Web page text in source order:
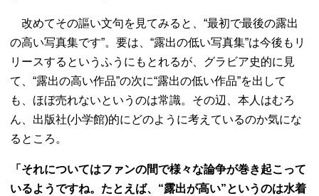
改めてその謳い文句を見てみると、“最初で最後の露出
の高い写真集です”。要は、“露出の低い写真集”は今後もリ
リースするというふうにもとれるが、グラビア史的に見
て、“露出の高い作品”の次に“露出の低い作品”を出して
も、ほぼ売れないというのは常識。その辺、本人はむろ
ん、出版社(小学館)的にどのように考えているのか気にな
るところ。
「それについてはファンの間で様々な論争が巻き起こって
いるようですね。たとえば、“露出が高い”というのは水着